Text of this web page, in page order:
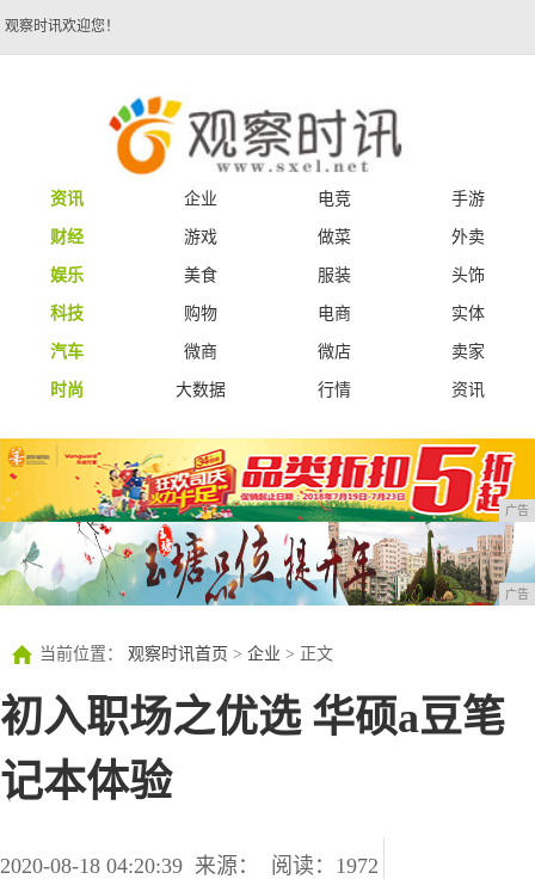
观察时讯欢迎您！
资讯 企业 电竞
手游
财经
游戏 做菜
外卖
娱乐
美食 服装
头饰
科技
购物 电商
实体
汽车
微商 微店
卖家
时尚
大数据 行情 资讯
广告
广告
当前位置： 观察时讯首页 > 企业 > 正文
初入职场之优选 华硕a豆笔
记本体验
2020-08-18 04:20:39 来源： 阅读：1972